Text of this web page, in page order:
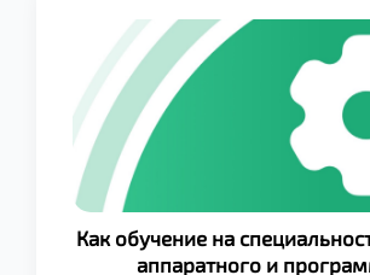
программные решения в
функциональную систему.
аппаратного и программного
выступают ключевыми
процессе, обеспечивая
Как обучение на
аппаратного и